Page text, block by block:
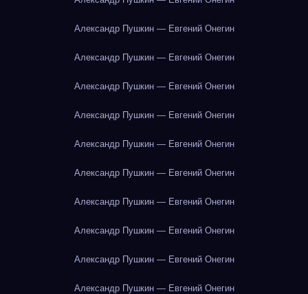
Александр Пушкин — Евгений Онегин
Александр Пушкин — Евгений Онегин
Александр Пушкин — Евгений Онегин
Александр Пушкин — Евгений Онегин
Александр Пушкин — Евгений Онегин
Александр Пушкин — Евгений Онегин
Александр Пушкин — Евгений Онегин
Александр Пушкин — Евгений Онегин
Александр Пушкин — Евгений Онегин
Александр Пушкин — Евгений Онегин